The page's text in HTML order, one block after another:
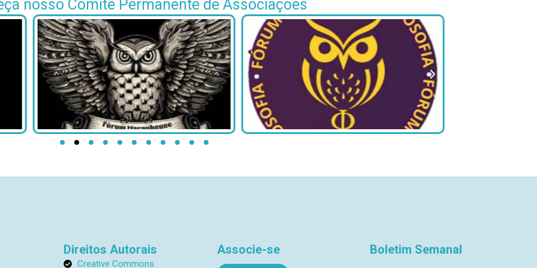
nosso Comitê Permanente de Associações
Direitos Autorais
Creative Commons
Boletim Semanal
Associe-se